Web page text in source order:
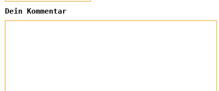
Dein Kommentar